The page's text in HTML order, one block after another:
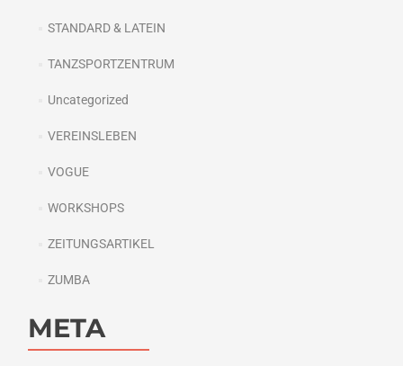
STANDARD & LATEIN
TANZSPORTZENTRUM
Uncategorized
VEREINSLEBEN
VOGUE
WORKSHOPS
ZEITUNGSARTIKEL
ZUMBA
META